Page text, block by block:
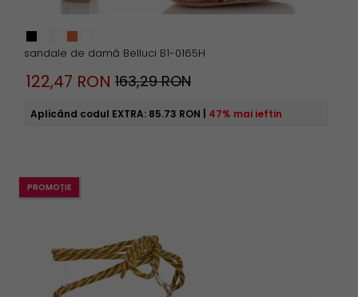
sandale de damă Belluci B1-0165H
122,47 RON 163,29 RON
Aplicând codul EXTRA: 85.73 RON 47% mai ieftin
PROMOȚIE